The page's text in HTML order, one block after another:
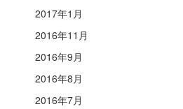
2017年1月
2016年11月
2016年9月
2016年8月
2016年7月